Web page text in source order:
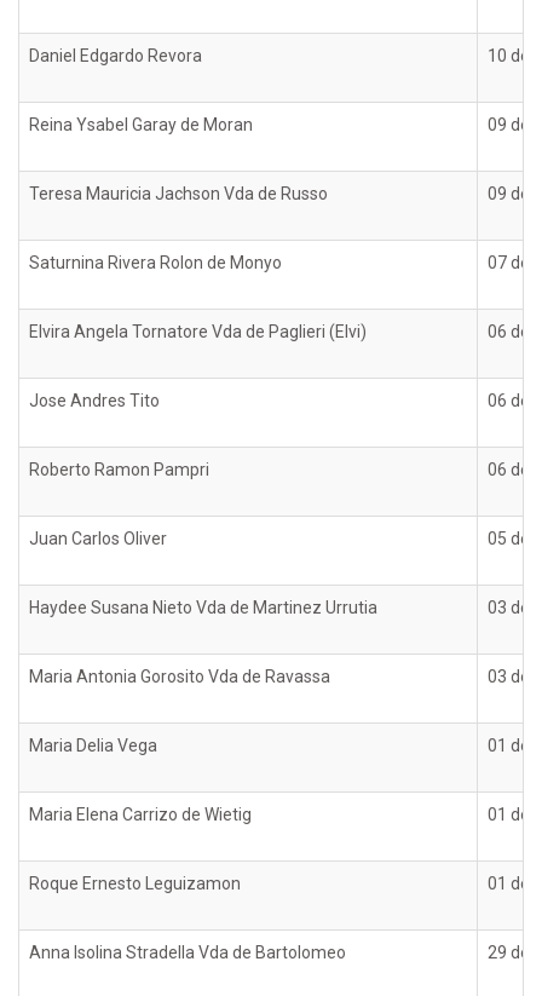
Daniel Edgardo Revora 10 de
Reina Ysabel Garay de Moran 09 de
Teresa Mauricia Jachson Vda de Russo 09 de
Saturnina Rivera Rolon de Monyo 07 de
Elvira Angela Tornatore Vda de Paglieri (Elvi) 06 de
Jose Andres Tito 06 de
Roberto Ramon Pampri 06 de
Juan Carlos Oliver 05 de
Haydee Susana Nieto Vda de Martinez Urrutia 03 de
Maria Antonia Gorosito Vda de Ravassa 03 de
Maria Delia Vega 01 de
Maria Elena Carrizo de Wietig 01 de
Roque Ernesto Leguizamon 01 de
Anna Isolina Stradella Vda de Bartolomeo 29 de